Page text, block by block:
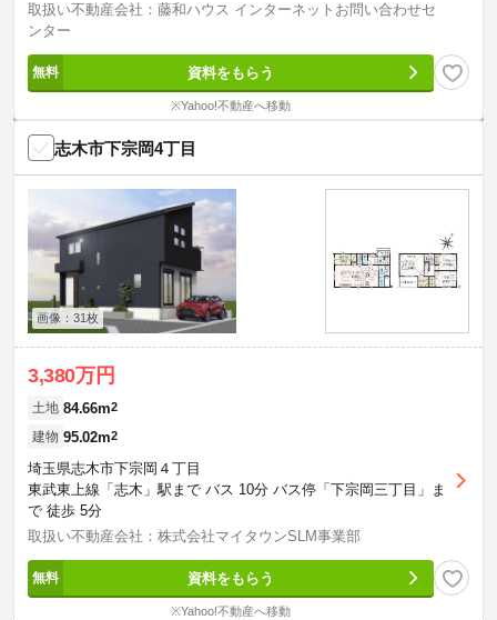
取扱い不動産会社：藤和ハウス インターネットお問い合わせセ
ンター
資料をもらう
※Yahoo!不動産へ移動
志木市下宗岡4丁目
画像：31枚
3,380万円
土地 84.66m2
建物 95.02m2
埼玉県志木市下宗岡４丁目
東武東上線「志木」駅まで バス 10分 バス停「下宗岡三丁目」ま
で 徒歩 5分
取扱い不動産会社：株式会社マイタウンSLM事業部
資料をもらう
※Yahoo!不動産へ移動